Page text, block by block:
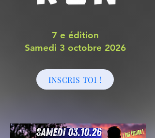
7 e édition
Samedi 3 octobre 2026
INSCRIS TOI !